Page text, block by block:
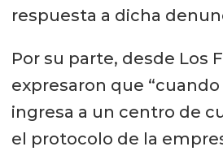
respuesta a dicha
Por su parte, desde Los
expresaron que
ingresa a un centro de
el protocolo de la